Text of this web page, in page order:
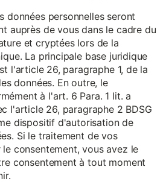
données personnelles seront
auprès de vous dans le cadre du
et cryptées lors de la
La principale base juridique
l'article 26, paragraphe 1, de la
données. En outre, le
à l'art. 6 Para. 1 lit. a
l'article 26, paragraphe 2 BDSG
dispositif d'autorisation de
Si le traitement de vos
consentement, vous avez le
consentement à tout moment